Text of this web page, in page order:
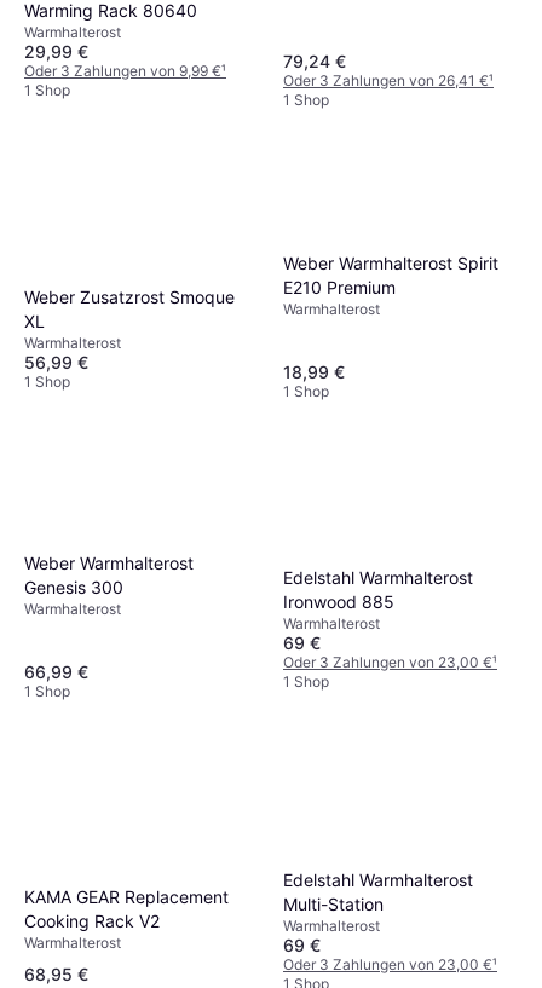
Warming Rack 80640
Warmhalterost
29,99 €
Oder 3 Zahlungen von 9,99 €¹
1 Shop
79,24 €
Oder 3 Zahlungen von 26,41 €¹
1 Shop
Weber Zusatzrost Smoque
XL
Warmhalterost
56,99 €
1 Shop
Weber Warmhalterost Spirit
E210 Premium
Warmhalterost
18,99 €
1 Shop
Weber Warmhalterost
Genesis 300
Warmhalterost
66,99 €
1 Shop
Edelstahl Warmhalterost
Ironwood 885
Warmhalterost
69 €
Oder 3 Zahlungen von 23,00 €¹
1 Shop
KAMA GEAR Replacement
Cooking Rack V2
Warmhalterost
68,95 €
Edelstahl Warmhalterost
Multi-Station
Warmhalterost
69 €
Oder 3 Zahlungen von 23,00 €¹
1 Shop